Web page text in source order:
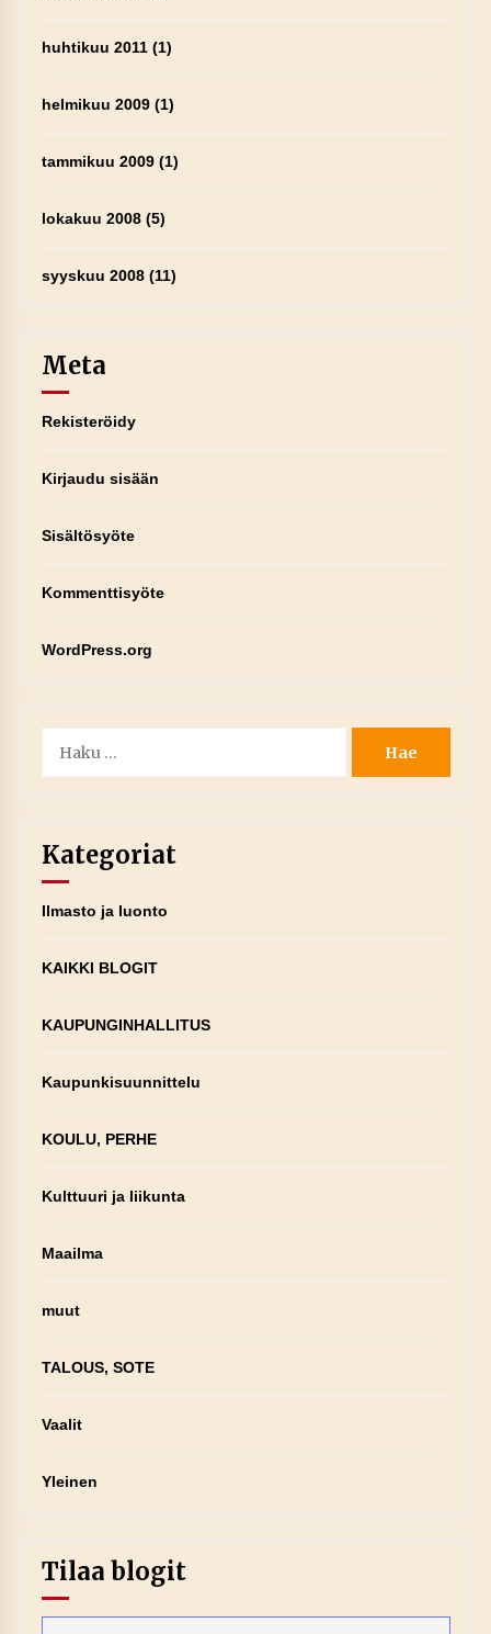
huhtikuu 2011(1)
helmikuu 2009(1)
tammikuu 2009(1)
lokakuu 2008(5)
syyskuu 2008(11)
Meta
Rekisteröidy
Kirjaudu sisään
Sisältösyöte
Kommenttisyöte
WordPress.org
Kategoriat
Ilmasto ja luonto
KAIKKI BLOGIT
KAUPUNGINHALLITUS
Kaupunkisuunnittelu
KOULU, PERHE
Kulttuuri ja liikunta
Maailma
muut
TALOUS, SOTE
Vaalit
Yleinen
Tilaa blogit